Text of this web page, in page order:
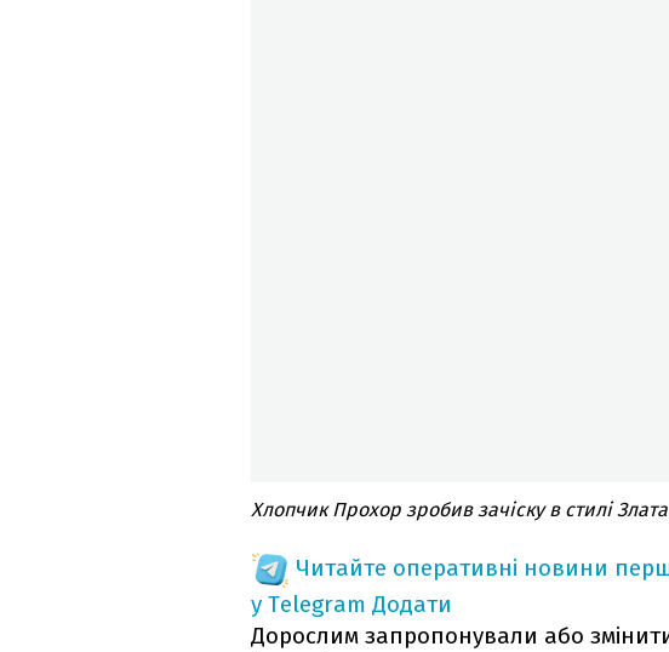
Хлопчик Прохор зробив зачіску в стилі
Читайте оперативні новини
у Telegram Додати
Дорослим запропонували або